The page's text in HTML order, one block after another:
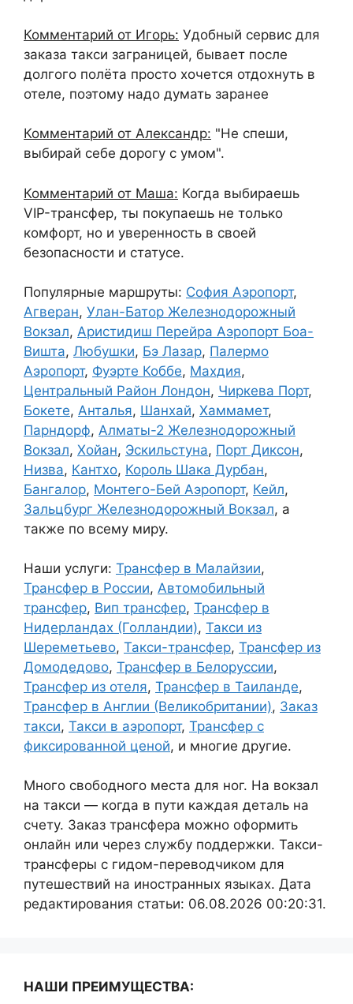
Комментарий от Игорь: Удобный сервис для
заказа такси заграницей, бывает после
долгого полёта просто хочется отдохнуть в
отеле, поэтому надо думать заранее
Комментарий от Александр: "Не спеши,
выбирай себе дорогу с умом".
Комментарий от Маша: Когда выбираешь
VIP-трансфер, ты покупаешь не только
комфорт, но и уверенность в своей
безопасности и статусе.
Популярные маршруты: София Аэропорт,
Агверан, Улан-Батор Железнодорожный
Вокзал, Аристидиш Перейра Аэропорт Боа-
Вишта, Любушки, Бэ Лазар, Палермо
Аэропорт, Фуэрте Коббе, Махдия,
Центральный Район Лондон, Чиркева Порт,
Бокете, Анталья, Шанхай, Хаммамет,
Парндорф, Алматы-2 Железнодорожный
Вокзал, Хойан, Эскильстуна, Порт Диксон,
Низва, Кантхо, Король Шака Дурбан,
Бангалор, Монтего-Бей Аэропорт, Кейл,
Зальцбург Железнодорожный Вокзал, а
также по всему миру.
Наши услуги: Трансфер в Малайзии,
Трансфер в России, Автомобильный
трансфер, Вип трансфер, Трансфер в
Нидерландах (Голландии), Такси из
Шереметьево, Такси-трансфер, Трансфер из
Домодедово, Трансфер в Белоруссии,
Трансфер из отеля, Трансфер в Таиланде,
Трансфер в Англии (Великобритании), Заказ
такси, Такси в аэропорт, Трансфер с
фиксированной ценой, и многие другие.
Много свободного места для ног. На вокзал
на такси — когда в пути каждая деталь на
счету. Заказ трансфера можно оформить
онлайн или через службу поддержки. Такси-
трансферы с гидом-переводчиком для
путешествий на иностранных языках. Дата
редактирования статьи: 06.08.2026 00:20:31.
НАШИ ПРЕИМУЩЕСТВА: